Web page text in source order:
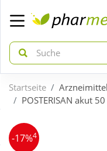
zurück
ÜBERSICHT AKTIONEN
zurück
ÜBERSICHT KATEGORIEN
Startseite Arzneimittel
POSTERISAN akut
-17%4